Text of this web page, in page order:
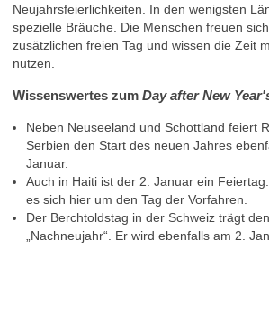
Neujahrsfeierlichkeiten. In den wenigsten
spezielle Bräuche. Die Menschen freuen
zusätzlichen freien Tag und wissen die Zeit
nutzen.
Wissenswertes zumDay after New
Neben Neuseeland und Schottland feiert
Serbien den Start des neuen Jahres
Januar.
Auch in Haiti ist der 2. Januar ein
es sich hier um den Tag der Vorfahren.
Der Berchtoldstag in der Schweiz trägt
„Nachneujahr“. Er wird ebenfalls am 2.